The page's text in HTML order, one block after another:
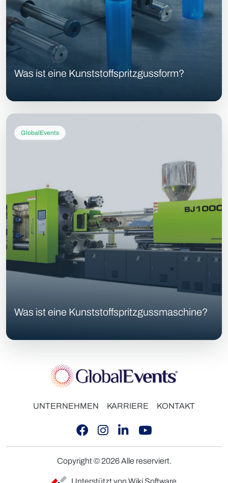
Was ist eine Kunststoffspritzgussform?
GlobalEvents
Was ist eine Kunststoffspritzgussmaschine?
UNTERNEHMEN KARRIERE KONTAKT
Copyright © 2026 Alle reserviert.